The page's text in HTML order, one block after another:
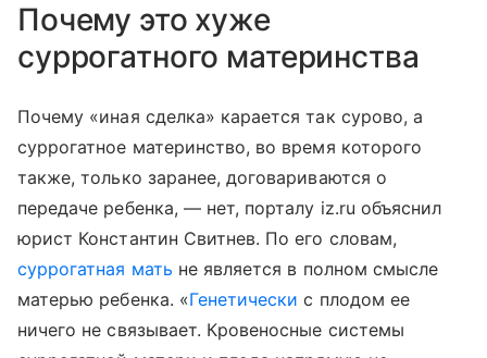
Почему это хуже
суррогатного материнства
Почему «иная сделка» карается так сурово, а
суррогатное материнство, во время которого
также, только заранее, договариваются о
передаче ребенка, — нет, порталу iz.ru объяснил
юрист Константин Свитнев. По его словам,
суррогатная мать не является в полном смысле
матерью ребенка. «Генетически с плодом ее
ничего не связывает. Кровеносные системы